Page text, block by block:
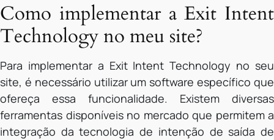
Como implementar a Exit Intent
Technology no meu site?
Para implementar a Exit Intent Technology no seu
site, é necessário utilizar um software específico que
ofereça essa funcionalidade. Existem diversas
ferramentas disponíveis no mercado que permitem a
integração da tecnologia de intenção de saída de